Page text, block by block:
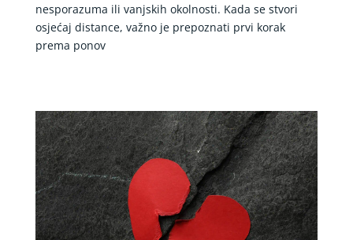
nesporazuma ili vanjskih okolnosti. Kada se stvori
osjećaj distance, važno je prepoznati prvi korak
prema ponov